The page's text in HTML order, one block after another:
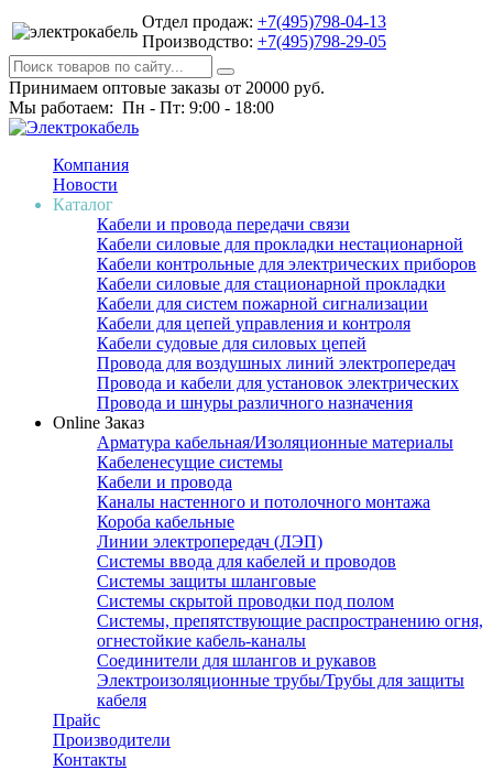
Отдел продаж: +7(495)798-04-13
Производство: +7(495)798-29-05
Принимаем оптовые заказы от 20000 руб.
Мы работаем: Пн - Пт: 9:00 - 18:00
Компания
Новости
Каталог
Кабели и провода передачи связи
Кабели силовые для прокладки нестационарной
Кабели контрольные для электрических приборов
Кабели силовые для стационарной прокладки
Кабели для систем пожарной сигнализации
Кабели для цепей управления и контроля
Кабели судовые для силовых цепей
Провода для воздушных линий электропередач
Провода и кабели для установок электрических
Провода и шнуры различного назначения
Online Заказ
Арматура кабельная/Изоляционные материалы
Кабеленесущие системы
Кабели и провода
Каналы настенного и потолочного монтажа
Короба кабельные
Линии электропередач (ЛЭП)
Системы ввода для кабелей и проводов
Системы защиты шланговые
Системы скрытой проводки под полом
Системы, препятствующие распространению огня,
огнестойкие кабель-каналы
Соединители для шлангов и рукавов
Электроизоляционные трубы/Трубы для защиты
кабеля
Прайс
Производители
Контакты